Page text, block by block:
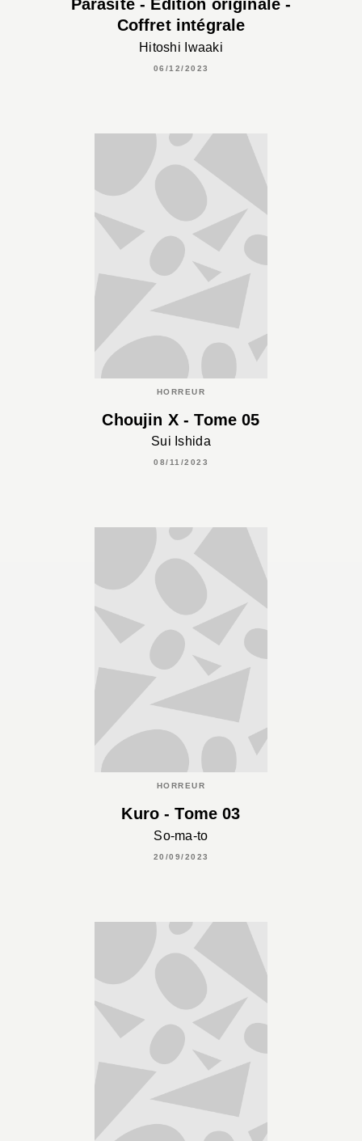
Parasite - Édition originale -
Coffret intégrale
Hitoshi Iwaaki
06/12/2023
HORREUR
Choujin X - Tome 05
Sui Ishida
08/11/2023
HORREUR
Kuro - Tome 03
So-ma-to
20/09/2023